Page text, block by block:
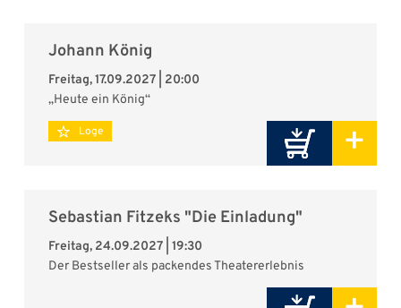
Johann König
Freitag, 17.09.2027 | 20:00
„Heute ein König“
+
Loge
Sebastian Fitzeks "Die Einladung"
Freitag, 24.09.2027 | 19:30
Der Bestseller als packendes Theatererlebnis